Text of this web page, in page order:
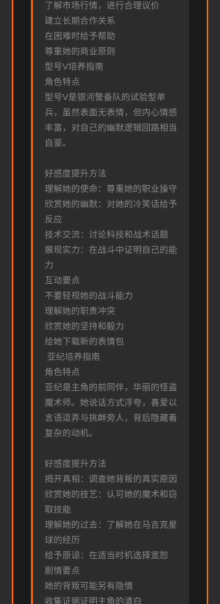
了解市场行情，进行合理议价
建立长期合作关系
在困难时给予帮助
尊重她的商业原则
型号V培养指南
角色特点
型号V是银河警备队的试验型单
兵，虽然表面无表情，但内心情感
丰富，对自己的幽默逻辑回路相当
自豪。
好感度提升方法
理解她的使命：尊重她的职业操守
欣赏她的幽默：对她的冷笑话给予
反应
技术交流：讨论科技和战术话题
展现实力：在战斗中证明自己的能
力
互动要点
不要轻视她的战斗能力
理解她的职责冲突
欣赏她的坚持和毅力
给她下载新的表情包
亚纪培养指南
角色特点
亚纪是主角的前同伴，华丽的怪盗
魔术师。她说话方式浮夸，喜爱以
言语逗弄与挑衅旁人，背后隐藏着
复杂的动机。
好感度提升方法
揭开真相：调查她背叛的真实原因
欣赏她的技艺：认可她的魔术和窃
取技能
理解她的过去：了解她在马吉克星
球的经历
给予原谅：在适当时机选择宽恕
剧情要点
她的背叛可能另有隐情
收集证据证明主角的清白